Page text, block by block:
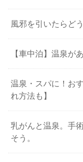
風邪を引いたらど
【車中泊】温泉が
温泉・スパに！お
れ方法も】
乳がんと温泉。手
そう。